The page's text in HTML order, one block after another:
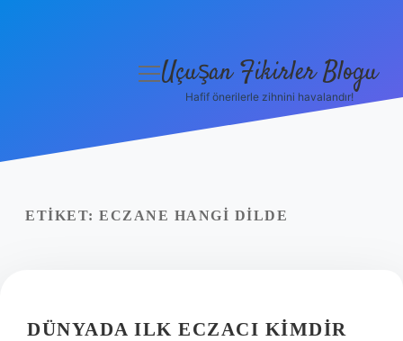
Yasal Uyarı
menüyü
Uçuşan Fikirler Blogu
Hafif önerilerle zihnini havalandır!
ETIKET: ECZANE HANGI DILDE
DÜNYADA ILK ECZACI KIMDIR